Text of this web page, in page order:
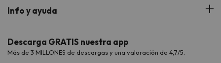
Proveedores
Viajes para grupos
Hoteles Galicia
Viajes de Novios
Chollos con Todo Incluido
Verano
Vacaciones en Agosto
Info y ayuda
Contáctanos
Preguntas frecuentes
Descarga GRATIS nuestra app
Más de 3 MILLONES de descargas y una valoración de 4,7/5.